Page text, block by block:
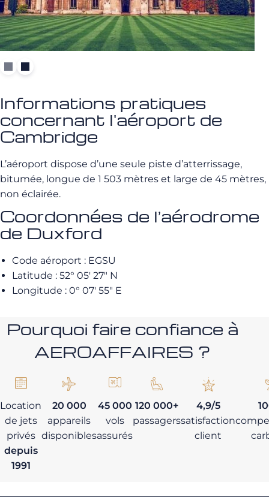
Informations pratiques
concernant l'aéroport de
Cambridge
L’aéroport dispose d’une seule piste d’atterrissage,
bitumée, longue de 1 503 mètres et large de 45 mètres,
non éclairée.
Coordonnées de l’aérodrome
de Duxford
Code aéroport : EGSU
Latitude : 52° 05′ 27″ N
Longitude : 0° 07′ 55″ E
Pourquoi faire confiance à
AEROAFFAIRES ?
Location
de jets
privés
depuis
1991
20 000
appareils
disponibles
45 000
vols
assurés
120 000+
passagers
4,9/5
satisfaction
client